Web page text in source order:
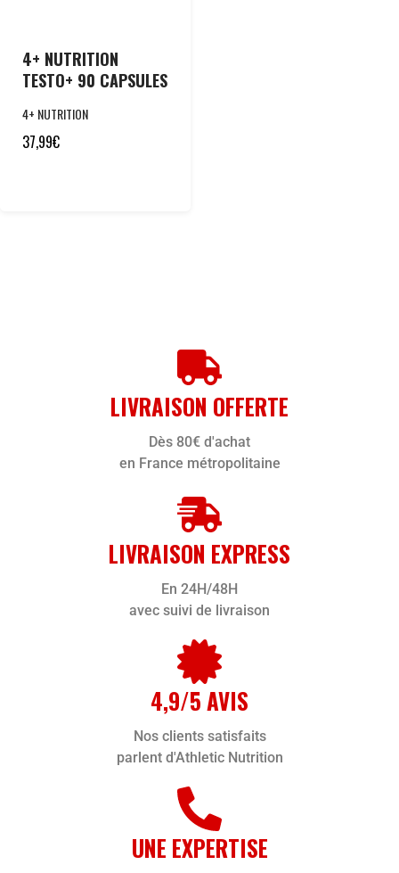
4+ NUTRITION
TESTO+ 90 CAPSULES
4+ NUTRITION
37,99€
LIVRAISON OFFERTE
Dès 80€ d'achat
en France métropolitaine
LIVRAISON EXPRESS
En 24H/48H
avec suivi de livraison
4,9/5 AVIS
Nos clients satisfaits
parlent d'Athletic Nutrition
UNE EXPERTISE